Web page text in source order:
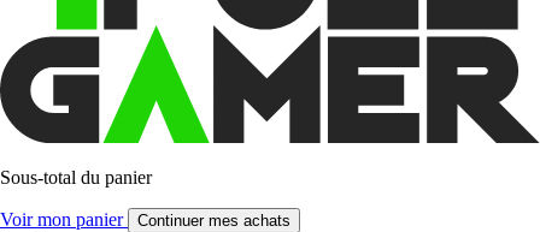
Sous-total du panier
Voir mon panier Continuer mes achats